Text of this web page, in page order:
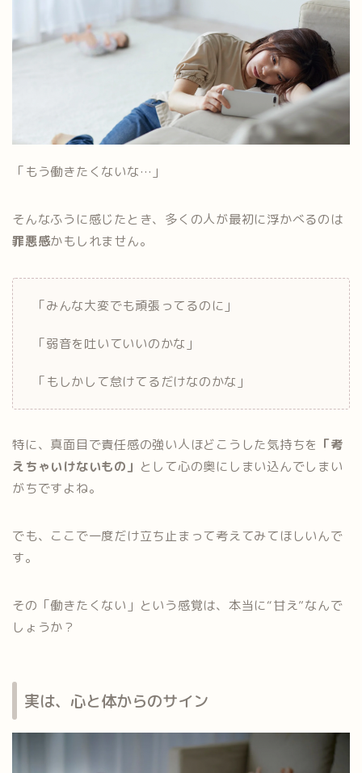
「もう働きたくないな…」
そんなふうに感じたとき、多くの人が最初に浮かべるのは
罪悪感かもしれません。
「みんな大変でも頑張ってるのに」
「弱音を吐いていいのかな」
「もしかして怠けてるだけなのかな」
特に、真面目で責任感の強い人ほどこうした気持ちを 「考
えちゃいけないもの」 として心の奥にしまい込んでしまい
がちですよね。
でも、ここで一度だけ立ち止まって考えてみてほしいんで
す。
その「働きたくない」という感覚は、本当に“甘え”なんで
しょうか？
実は、心と体からのサイン